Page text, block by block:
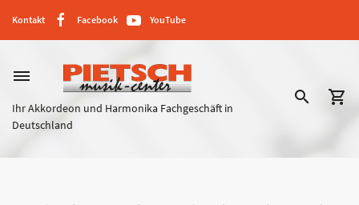
Kontakt Facebook YouTube
dehaze
Ihr Akkordeon und Harmonika Fachgeschäft in
Deutschland
search shopping_cart